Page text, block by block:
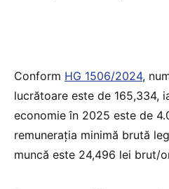
Conform HG 1506/2024,
lucrătoare este de 165,334,
economie în 2025 este de
remunerația minimă brută
muncă este 24,496 lei brut/